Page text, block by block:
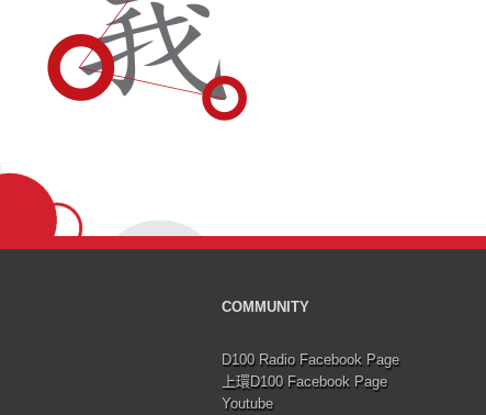
COMMUNITY
D100 Radio Facebook Page
上環D100 Facebook Page
Youtube